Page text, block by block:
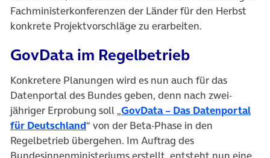
Fachministerkonferenzen der Länder für den Herbst
konkrete Projektvorschläge zu erarbeiten.
GovData im Regelbetrieb
Konkretere Planungen wird es nun auch für das
Datenportal des Bundes geben, denn nach zwei-
jähriger Erprobung soll „GovData – Das Datenportal
für Deutschland“ von der Beta-Phase in den
Regelbetrieb übergehen. Im Auftrag des